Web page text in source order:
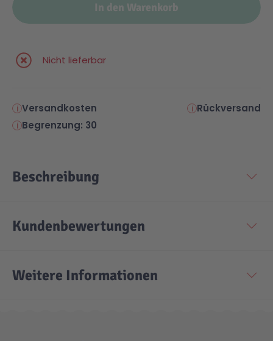
In den Warenkorb
Nicht lieferbar
Versandkosten
Rückversand
Begrenzung: 30
Beschreibung
Kundenbewertungen
Weitere Informationen